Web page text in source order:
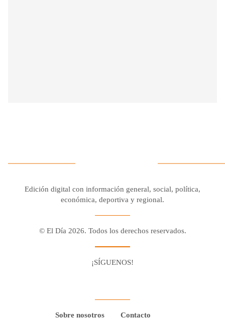
Edición digital con información general, social, política,
económica, deportiva y regional.
© El Día 2026. Todos los derechos reservados.
¡SÍGUENOS!
Sobre nosotros Contacto